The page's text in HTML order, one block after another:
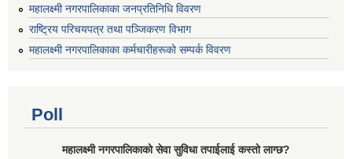
महालक्ष्मी नगरपालिकाका जनप्रतिनिधि विवरण
राष्ट्रिय परिचयपत्र तथा पञ्जिकरण विभाग
महालक्ष्मी नगरपालिकाका कर्मचारीहरूको सम्पर्क विवरण
Poll
महालक्ष्मी नगरपालिकाको सेवा सुविधा तपाईलाई कस्तो लाग्छ?